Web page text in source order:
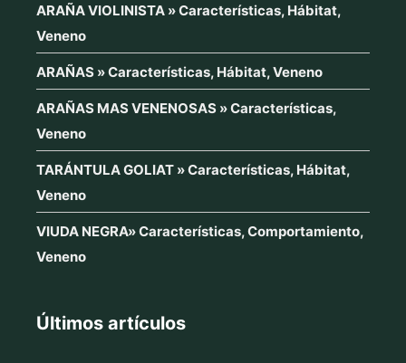
ARAÑA VIOLINISTA » Características, Hábitat,
Veneno
ARAÑAS » Características, Hábitat, Veneno
ARAÑAS MAS VENENOSAS » Características,
Veneno
TARÁNTULA GOLIAT » Características, Hábitat,
Veneno
VIUDA NEGRA» Características, Comportamiento,
Veneno
Últimos artículos